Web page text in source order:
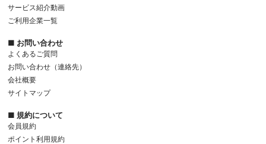
サービス紹介動画
ご利用企業一覧
■ お問い合わせ
よくあるご質問
お問い合わせ（連絡先）
会社概要
サイトマップ
■ 規約について
会員規約
ポイント利用規約